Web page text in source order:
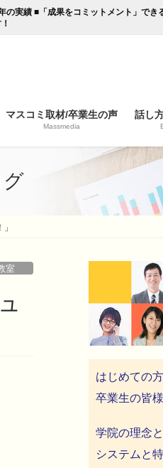
実績 ■「成果をコミットメント」でき
マスコミ取材/卒業生の声
Massmedia
話し
室
はじめての
卒業生の皆
学院の理念
システムと